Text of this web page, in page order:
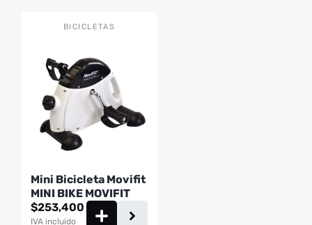
BICICLETAS
Mini Bicicleta Movifit
MINI BIKE MOVIFIT
$253,400
IVA incluido